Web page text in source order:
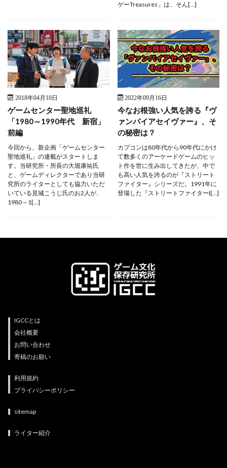
ゲーTreasures」は、そん[…]
2018年04月10日
ゲームセンター聖地巡礼
「1980～1990年代 新宿」
前編
今回から、新企画「ゲームセンター
聖地巡礼」の連載がスタートしま
す。当研究所・所長の大堀康祐氏
と、ゲームディレクターであり当研
究所のライターとしても協力いただ
いている見城こうじ氏のお2人が、
1980～1[…]
2022年09月16日
今なお根強い人気を誇る『ヴ
ァンパイアセイヴァー』、そ
の秘密は？
カプコンは80年代から90年代にかけ
て数多くのアーケードゲームのヒッ
ト作を世に生み出してきたが、中で
も高い人気を誇るのが『ストリート
ファイター』シリーズだ。1991年に
登場した『ストリートファイターI[…]
IGCCとは
会社概要
お問い合わせ
寄稿のお願い
利用規約
プライバシーポリシー
sitemap
ライター紹介